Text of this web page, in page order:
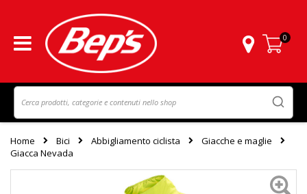
Carrello
0
Home Bici Abbigliamento ciclista
Giacche e maglie
Giacca Nevada